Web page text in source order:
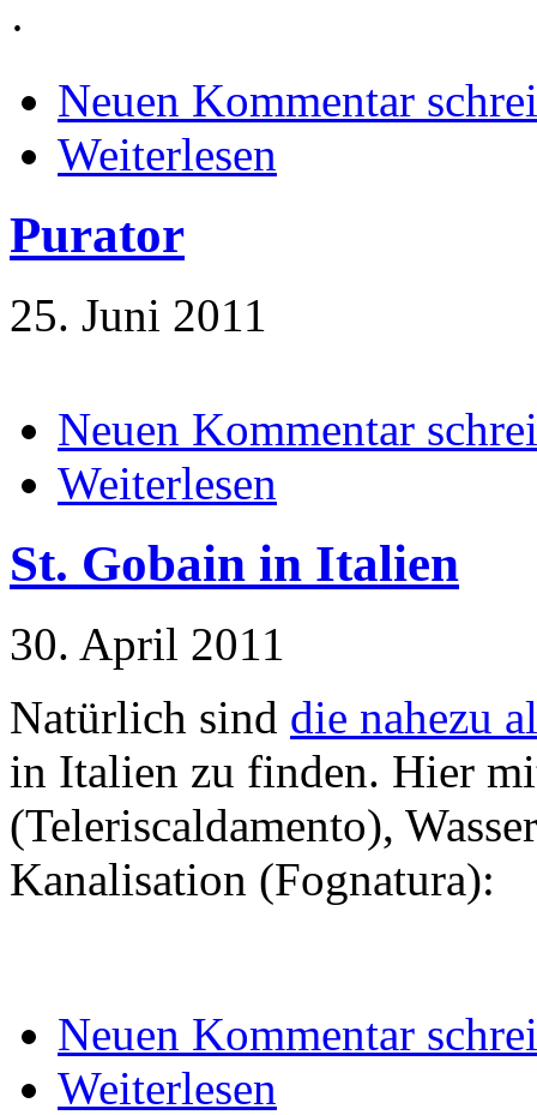
·
Neuen Kommentar
Weiterlesen
Purator
25. Juni 2011
Neuen Kommentar
Weiterlesen
St. Gobain in Italien
30. April 2011
Natürlich sind die nahezu
in Italien zu finden. Hier
(Teleriscaldamento),
Kanalisation (Fognatura):
Neuen Kommentar
Weiterlesen